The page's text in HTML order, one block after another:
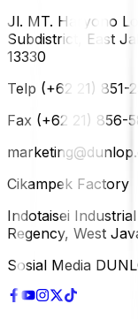
Jl. MT. Haryono
Subdistrict, East
13330
Telp (+62 21) 851-
Fax (+62 21) 856-
Cikampek Factory
Indotaisei
Regency, West
Sosial Media